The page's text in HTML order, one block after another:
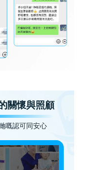
關懷與照顧
嘅認可同安心